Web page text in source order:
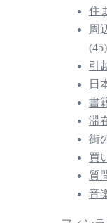
住
周
(45)
引
日
書
滞
街
買
質
音